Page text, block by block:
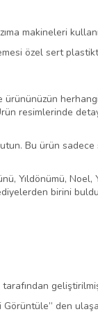
makineleri
özel sert
resimlerinde
Bu ürün sadece
Yıldönümü,
birini
tarafından
Görüntüle” den